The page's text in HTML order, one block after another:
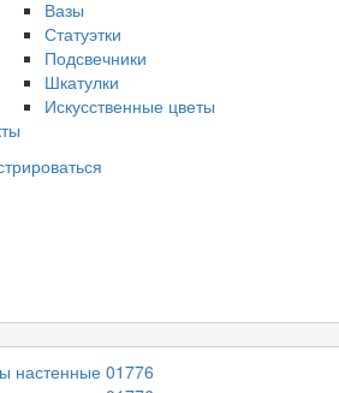
Вазы
Статуэтки
Подсвечники
Шкатулки
Искусственные цветы